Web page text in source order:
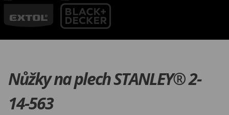
Nůžky na plech STANLEY® 2-
14-563